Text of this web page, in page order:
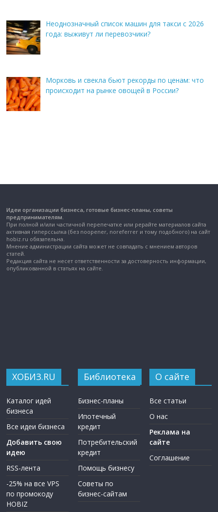
Неоднозначный список машин для такси с 2026
года: выживут ли перевозчики?
Морковь и свекла бьют рекорды по ценам: что
происходит на рынке овощей в России?
Идеи организации бизнеса, готовые бизнес-планы, советы
предпринимателям.
При полной и/или частичной перепечатке или рерайте материалов сайта
активная гиперссылка (без noopener, noreferrer и тому подобного) на сайт
hobiz.ru обязательна.
Мнение администрации сайта может не совпадать с мнением авторов
статей.
Редакция сайта не несет ответственности за достоверность информации,
опубликованной в статьях на сайте.
ХОБИЗ.RU
Каталог идей
бизнеса
Все идеи бизнеса
Добавить свою
идею
RSS-лента
-25% на все VPS
по промокоду
HOBIZ
Библиотека
Бизнес-планы
Ипотечный
кредит
Потребительский
кредит
Помощь бизнесу
Советы по
бизнес-сайтам
О сайте
Все статьи
О нас
Реклама на
сайте
Соглашение